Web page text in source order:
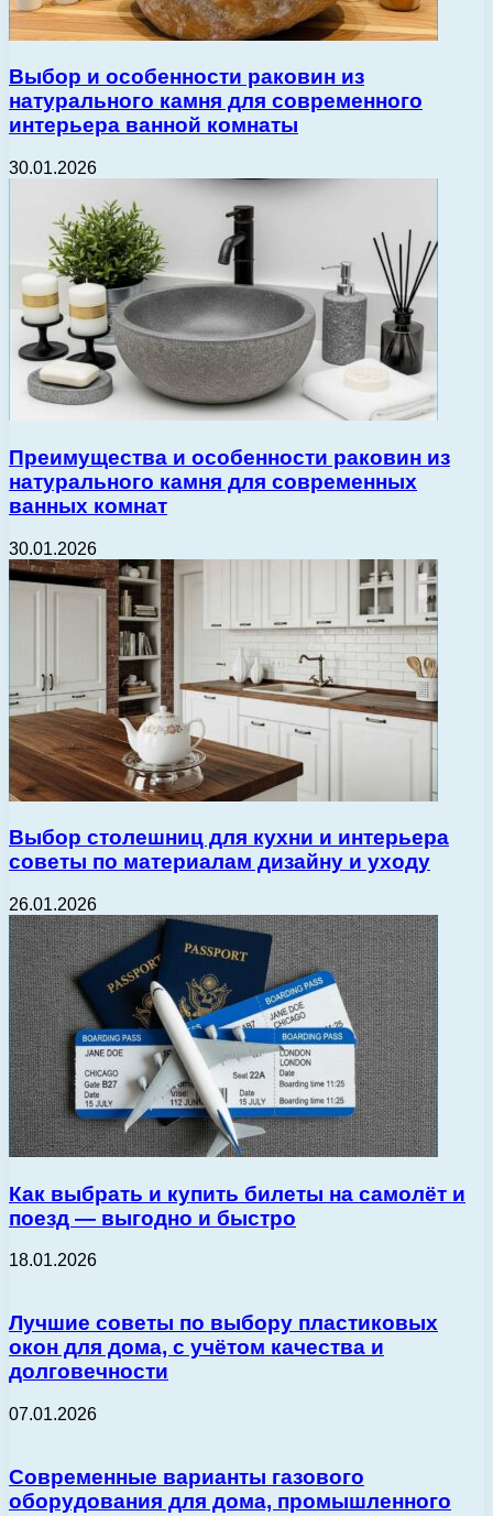
Выбор и особенности раковин из
натурального камня для современного
интерьера ванной комнаты
30.01.2026
Преимущества и особенности раковин из
натурального камня для современных
ванных комнат
30.01.2026
Выбор столешниц для кухни и интерьера
советы по материалам дизайну и уходу
26.01.2026
Как выбрать и купить билеты на самолёт и
поезд — выгодно и быстро
18.01.2026
Лучшие советы по выбору пластиковых
окон для дома, с учётом качества и
долговечности
07.01.2026
Современные варианты газового
оборудования для дома, промышленного